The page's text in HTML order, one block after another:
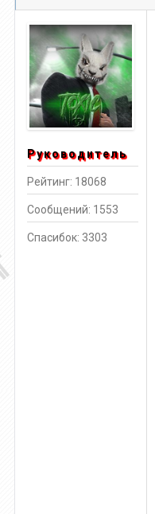
Руководитель
Рейтинг: 18068
Сообщений: 1553
Спасибок: 3303